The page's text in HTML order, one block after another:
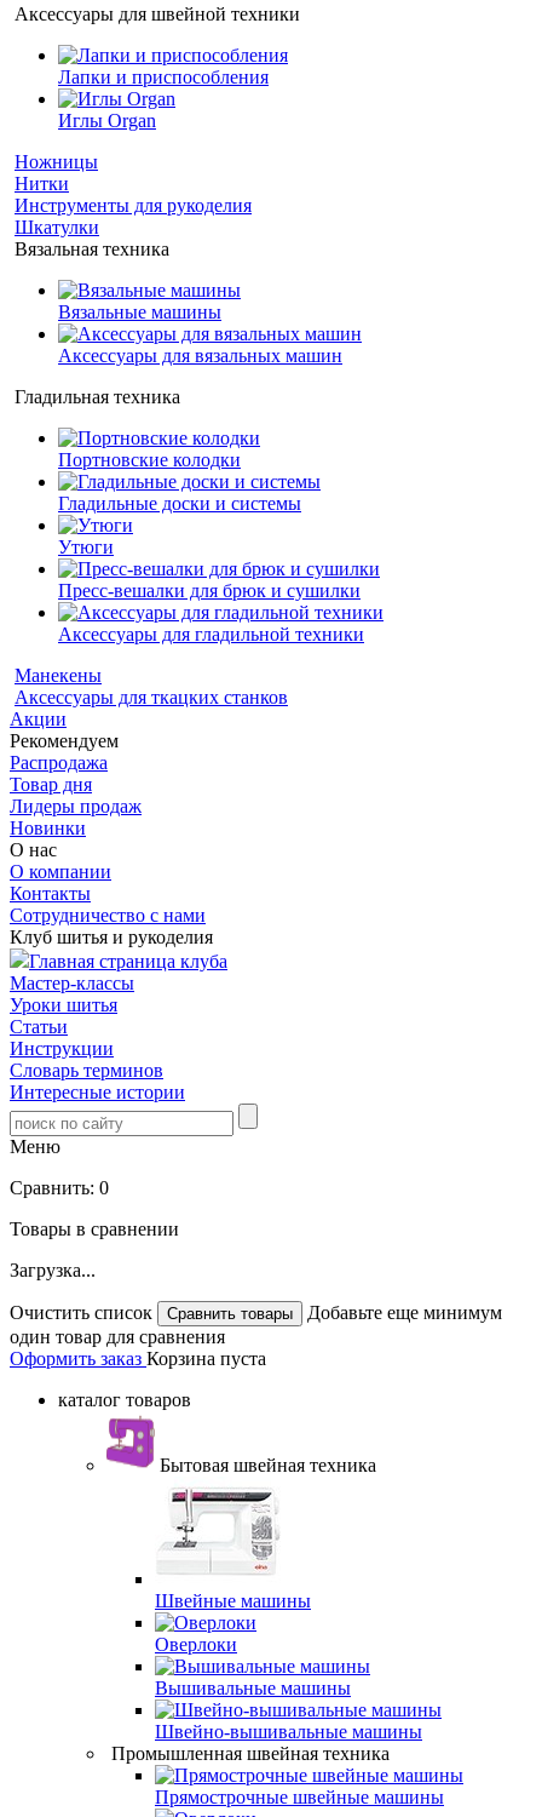
Аксессуары для швейной техники
Лапки и приспособления
Иглы Organ
Ножницы
Нитки
Инструменты для рукоделия
Шкатулки
Вязальная техника
Вязальные машины
Аксессуары для вязальных машин
Гладильная техника
Портновские колодки
Гладильные доски и системы
Утюги
Пресс-вешалки для брюк и сушилки
Аксессуары для гладильной техники
Манекены
Аксессуары для ткацких станков
Акции
Рекомендуем
Распродажа
Товар дня
Лидеры продаж
Новинки
О нас
О компании
Контакты
Сотрудничество с нами
Клуб шитья и рукоделия
Главная страница клуба
Мастер-классы
Уроки шитья
Статьи
Инструкции
Словарь терминов
Интересные истории
Меню
Сравнить: 0
Товары в сравнении
Загрузка...
Очистить список
Добавьте еще минимум
один товар для сравнения
Оформить заказ Корзина пуста
каталог товаров
Бытовая швейная техника
Швейные машины
Оверлоки
Вышивальные машины
Швейно-вышивальные машины
Промышленная швейная техника
Прямострочные швейные машины